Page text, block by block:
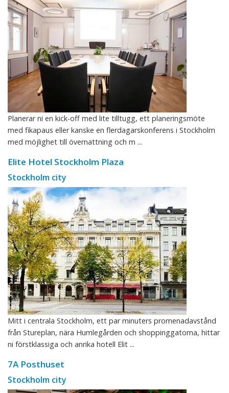
Planerar ni en kick-off med lite tilltugg, ett planeringsmöte
med fikapaus eller kanske en flerdagarskonferens i Stockholm
med möjlighet till övernattning och m ...
Elite Hotel Stockholm Plaza
Stockholm city
Mitt i centrala Stockholm, ett par minuters promenadavstånd
från Stureplan, nära Humlegården och shoppinggatorna, hittar
ni förstklassiga och anrika hotell Elit ...
7A Posthuset
Stockholm city